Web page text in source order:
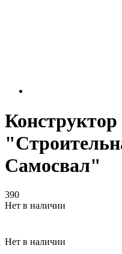
Самосвал"
390
Нет в наличии
Нет в наличии